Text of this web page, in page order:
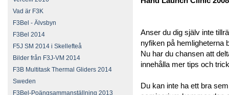
Vad är F3K
F3Bel - Älvsbyn
F3Bel 2014
F5J SM 2014 i Skellefteå
Bilder från F3J-VM 2014
F3B Multitask Thermal Gliders 2014
Sweden
F3Bel-Poängsammanställning 2013
Anser du dig själv inte
nyfiken på hemligheterna
Nu har du chansen att
innehålla mer tips och
Du kan inte ha ett bra